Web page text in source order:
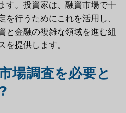
す。投資家は、融資市場で十
を行うためにこれを活用し、
と金融の複雑な領域を進む組
を提供します。
場調査を必要と